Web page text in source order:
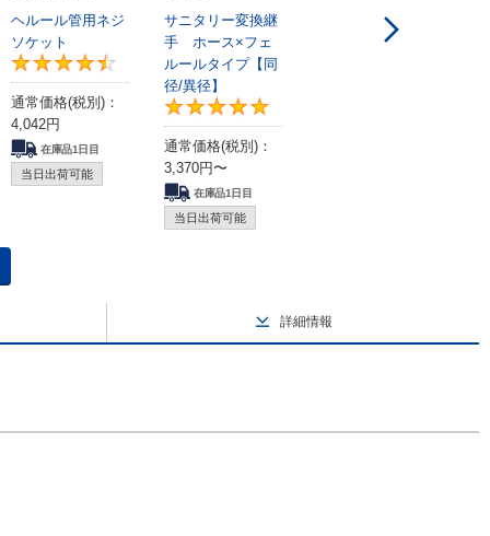
5
ヘルール管用ネジ
ソケット
4.5
通常価格(税別)：
4,042円
在庫品1日目
当日出荷可能
サニタリー変換継
手 ホース×フェ
ルールタイプ【同
径/異径】
通常価格(税別)：
3,370円〜
在庫品1日目
当日出荷可能
詳細情報